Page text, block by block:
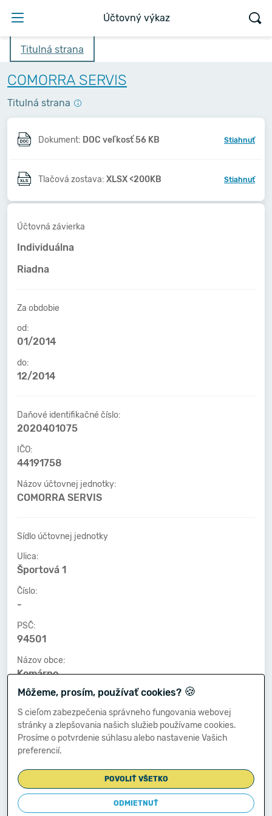
Účtovný výkaz
Titulná strana
COMORRA SERVIS
Titulná strana
Dokument: DOC veľkosť 56 KB Stiahnuť
Tlačová zostava: XLSX <200KB Stiahnuť
Účtovná závierka
Individuálna
Riadna
Za obdobie
od:
01/2014
do:
12/2014
Daňové identifikačné číslo:
2020401075
IČO:
44191758
Názov účtovnej jednotky:
COMORRA SERVIS
Sídlo účtovnej jednotky
Ulica:
Športová 1
Číslo:
-
PSČ:
94501
Názov obce:
Komárno
Číslo telefónu:
-
Číslo faxu:
-
-
Môžeme, prosím, používať cookies? 🍪
S cieľom zabezpečenia správneho fungovania webovej
stránky a zlepšovania našich služieb používame cookies.
Prosíme o potvrdenie súhlasu alebo nastavenie Vašich
preferencií.
POVOLIŤ VŠETKO
ODMIETNUŤ